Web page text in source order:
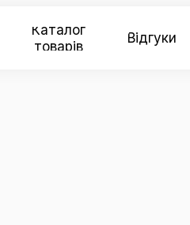
Відгуки
Каталог
товарів